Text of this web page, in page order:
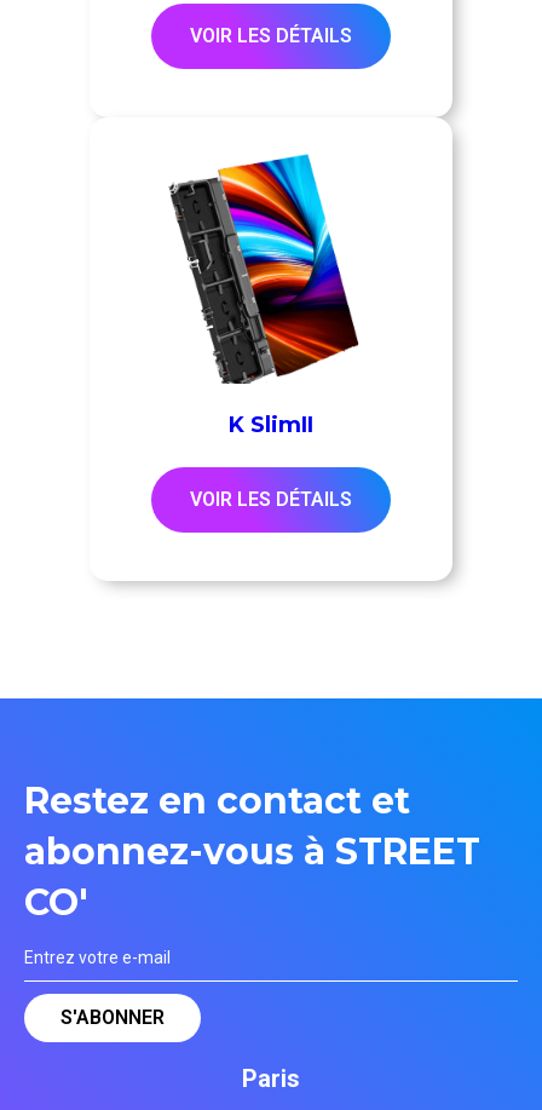
VOIR LES DÉTAILS
K SlimII
VOIR LES DÉTAILS
Restez en contact et
abonnez-vous à STREET
CO'
Paris